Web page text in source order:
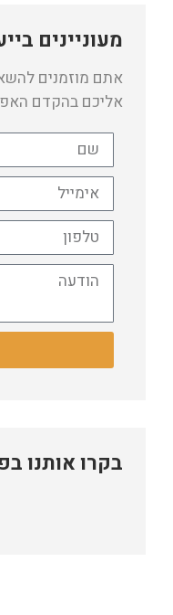
מעוניינים
אתם מוזמנים
אליכם בהקדם
בקרו אותנו